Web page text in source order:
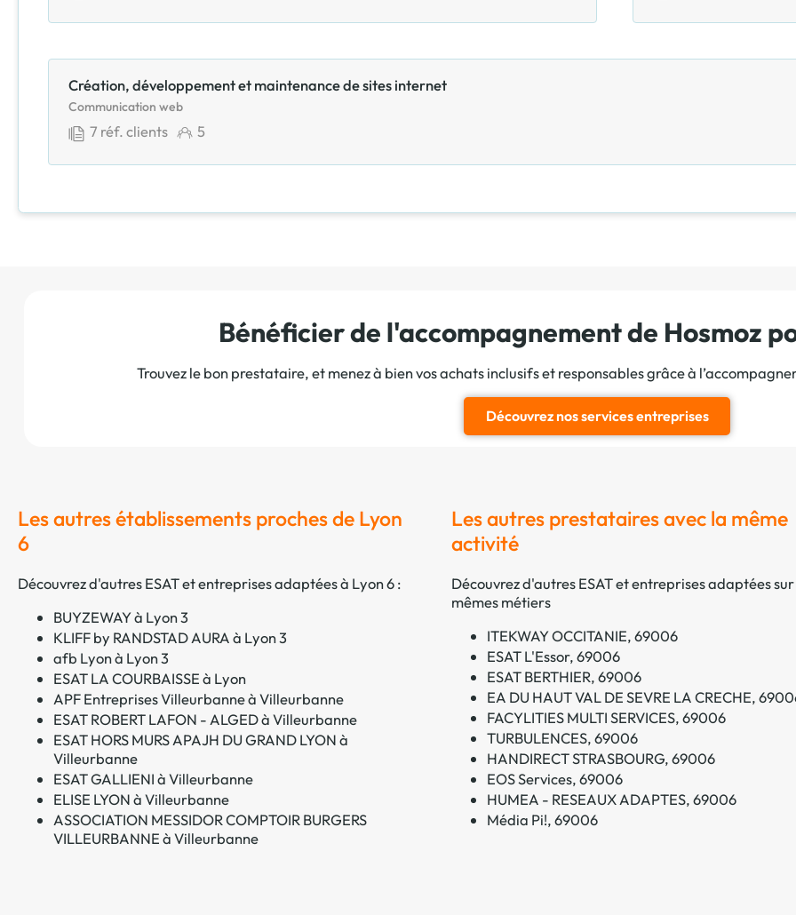
Création, développement et maintenance de sites internet
Communication web
7 réf. clients 5
Bénéficier de l'accompagnement de Hosmoz
Trouvez le bon prestataire, et menez à bien vos achats inclusifs et responsables grâce à
Découvrez nos services entreprises
Les autres établissements proches de Lyon
6
Découvrez d'autres ESAT et entreprises adaptées à Lyon 6 :
BUYZEWAY à Lyon 3
KLIFF by RANDSTAD AURA à Lyon 3
afb Lyon à Lyon 3
ESAT LA COURBAISSE à Lyon
APF Entreprises Villeurbanne à Villeurbanne
ESAT ROBERT LAFON - ALGED à Villeurbanne
ESAT HORS MURS APAJH DU GRAND LYON à
Villeurbanne
ESAT GALLIENI à Villeurbanne
ELISE LYON à Villeurbanne
ASSOCIATION MESSIDOR COMPTOIR BURGERS
VILLEURBANNE à Villeurbanne
Les autres prestataires avec la même
activité
Découvrez d'autres ESAT et entreprises adaptées sur
mêmes métiers
ITEKWAY OCCITANIE, 69006
ESAT L'Essor, 69006
ESAT BERTHIER, 69006
EA DU HAUT VAL DE SEVRE LA CRECHE,
FACYLITIES MULTI SERVICES, 69006
TURBULENCES, 69006
HANDIRECT STRASBOURG, 69006
EOS Services, 69006
HUMEA - RESEAUX ADAPTES, 69006
Média Pi!, 69006